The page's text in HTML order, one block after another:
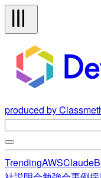
produced by
TrendingAWSClaude